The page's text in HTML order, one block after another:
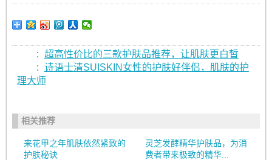
: 超高性价比的三款护肤品推荐，让肌肤更白皙
: 诗语士清SUISKIN女性的护肤好伴侣，肌肤的护
理大师
相关推荐
来花甲之年肌肤依然紧致的
护肤秘诀
灵芝发酵精华护肤品，为消
费者带来极致的精华...